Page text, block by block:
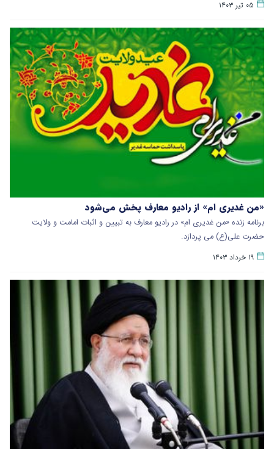
۰۵ تیر ۱۴۰۳
«من غدیری ام» از رادیو معارف پخش می‌شود
برنامه زنده «من غدیری ام» در رادیو معارف به تبیین و اثبات امامت و ولایت
حضرت علی(ع) می پردازد.
۱۹ خرداد ۱۴۰۳